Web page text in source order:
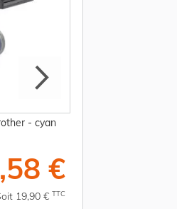
- cyan
€
19,90 € TTC